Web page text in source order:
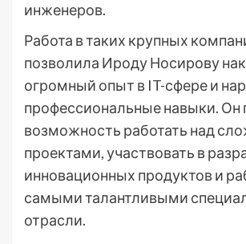
инженеров.
Работа в таких крупных
позволила Ироду Носирову
огромный опыт в IT-сфере и
профессиональные навыки. Он
возможность работать над
проектами, участвовать в
инновационных продуктов и
самыми талантливыми
отрасли.